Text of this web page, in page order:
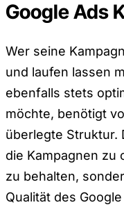
Google Ads
Wer seine
und laufen lassen
ebenfalls stets
möchte, benötigt
überlegte Struktur.
die Kampagnen zu
zu behalten,
Qualität des